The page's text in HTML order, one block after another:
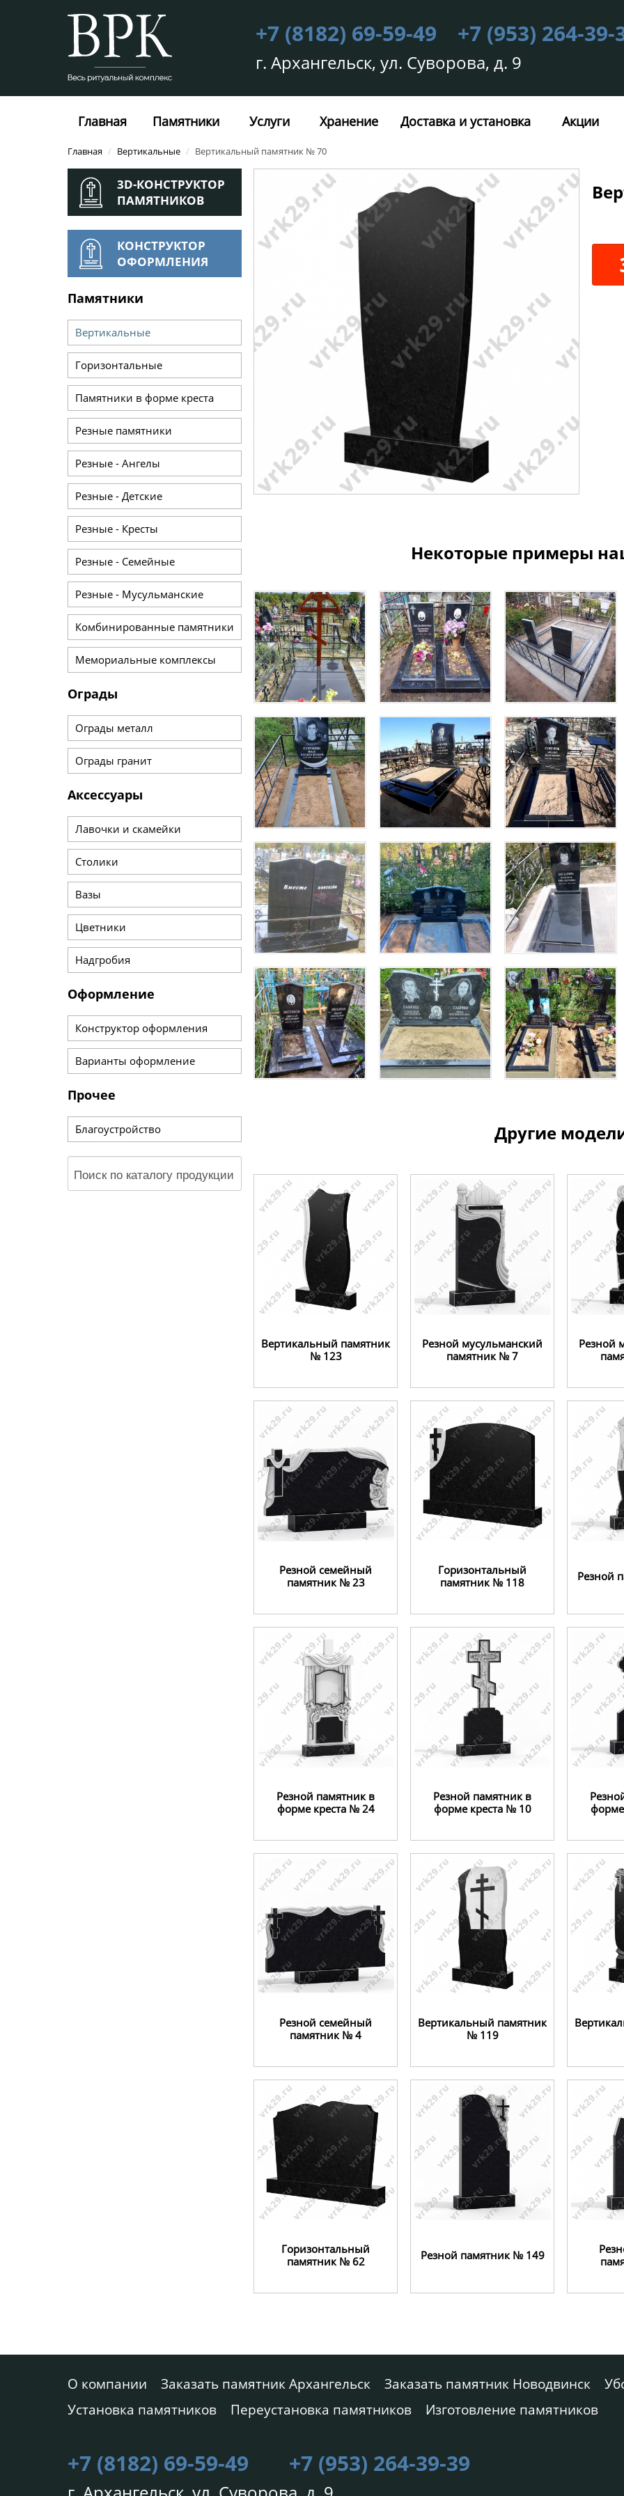
+7 (8182) 69-59-49 +7 (953) 264-39-
г. Архангельск, ул. Суворова, д. 9
Главная Памятники Услуги Хранение Доставка и установка Акции
Главная / Вертикальные / Вертикальный памятник № 70
Некоторые примеры
Другие
Вертикальный памятник
№ 123
Резной мусульманский
памятник № 7
Резной
Резной семейный
памятник № 23
Горизонтальный
памятник № 118
Резной
Резной памятник в
форме креста № 24
Резной памятник в
форме креста № 10
Резной семейный
памятник № 4
Вертикальный памятник
№ 119
Горизонтальный
памятник № 62
Резной памятник № 149
3D-КОНСТРУКТОР
ПАМЯТНИКОВ
КОНСТРУКТОР
ОФОРМЛЕНИЯ
Памятники
Вертикальные
Горизонтальные
Памятники в форме креста
Резные памятники
Резные - Ангелы
Резные - Детские
Резные - Кресты
Резные - Семейные
Резные - Мусульманские
Комбинированные памятники
Мемориальные комплексы
Ограды
Ограды металл
Ограды гранит
Аксессуары
Лавочки и скамейки
Столики
Вазы
Цветники
Надгробия
Оформление
Конструктор оформления
Варианты оформление
Прочее
Благоустройство
О компании Заказать памятник Архангельск Заказать памятник Новодвинск
Установка памятников
Переустановка памятников Изготовление памятников
+7 (8182) 69-59-49 +7 (953) 264-39-39